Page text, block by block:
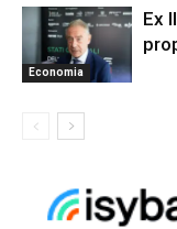
Economia
Ex